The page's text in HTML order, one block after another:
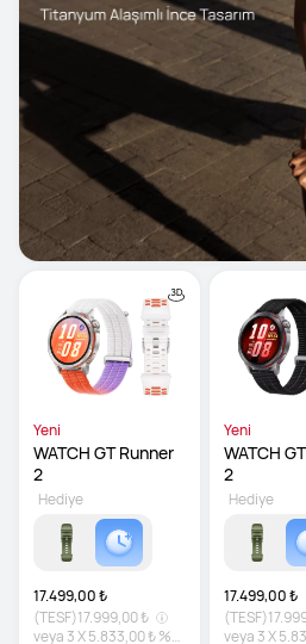
Yeni
WATCH GT Runner
2
17.499,00 ₺
(TESF)17.999,00 ₺
veya 3X5.833,00 ₺%0
Hediye
Yeni
WATCH
2
17.499,00 ₺
(TESF)
veya 3X
Hediye